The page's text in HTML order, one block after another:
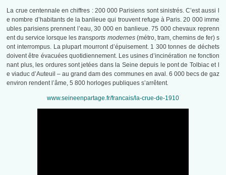
La crue centennale en chiffres : 200 000 Parisiens sont sinistrés. C’est aussi l
e nombre d’habitants de la banlieue qui trouvent refuge à Paris. 20 000 imme
ubles parisiens prennent l’eau, 30 000 en banlieue. 75 000 chevaux reprenn
ent du service lorsque lestransports modernes(métro, tram, chemins de fer) s
ont interrompus. La plupart mourront d’épuisement. 1 300 tonnes de déchets
doivent être évacuées quotidiennement. Les usines d’incinération ne fonction
nant plus, les ordures sont jetées dans la Seine depuis le pont de Tolbiac et l
e viaduc d’Auteuil – au grand dam des communes en aval. 6 000 becs de gaz
environ rendent l’âme, 5 800 horloges publiques s’arrêtent.
www.seineenpartage.fr/francais/la-crue-de-1910